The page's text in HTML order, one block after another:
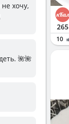
хочу,
🌺🌺
265
10